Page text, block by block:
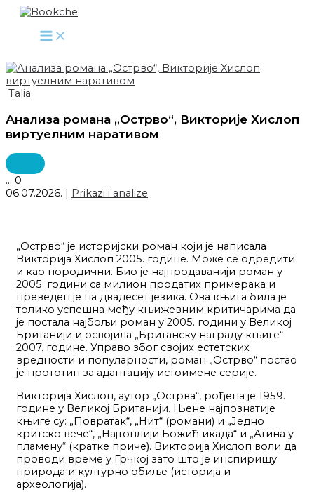
Pređi
Talia
Анализа романа „Острво“, Викторије Хислоп
виртуелним наративом
... 0
06.07.2026. | Prikazi i analize
„Острво“ је историјски роман који је написала
Викторија Хислоп 2005. године. Може се одредити
и као породични. Био је најпродаванији роман у
2005. години са милион продатих примерака и
преведен је на двадесет језика. Ова књига била је
толико успешна међу књижевним критичарима да
је постала најбољи роман у 2005. години у Великој
Британији и освојила „Британску награду књиге“
2007. године. Управо због својих естетских
вредности и популарности, роман „Острво“ постао
је прототип за адаптацију истоимене серије.
Викторија Хислоп, аутор „Острва“, рођена је 1959.
године у Великој Британији. Њене најпознатије
књиге су: „Повратак“, „Нит“ (романи) и „Једно
критско вече“, „Најтоплији Божић икада“ и „Атина у
пламену“ (кратке приче). Викторија Хислоп воли да
проводи време у Грчкој зато што је инспиришу
природа и културно обиље (историја и
археологија).